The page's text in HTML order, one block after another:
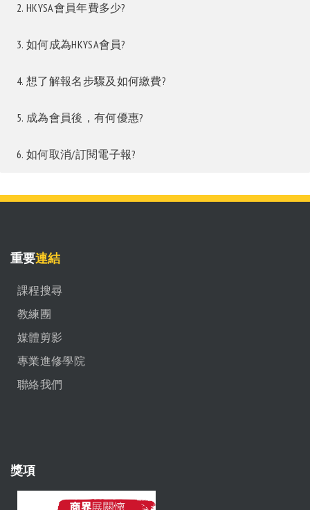
2. HKYSA會員年費多少?
3. 如何成為HKYSA會員?
4. 想了解報名步驟及如何繳費?
5. 成為會員後，有何優惠?
6. 如何取消/訂閱電子報?
重要連結
課程搜尋
教練團
媒體剪影
專業進修學院
聯絡我們
獎項